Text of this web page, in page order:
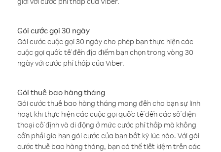
Gói cước gọi 30 ngày
Gói cước cuộc gọi 30 ngày cho phép bạn thực hiện các
cuộc gọi quốc tế đến địa điểm bạn chọn trong vòng 30
ngày với cước phí thấp của Viber.
Gói thuê bao hàng tháng
Gói cước thuê bao hàng tháng mang đến cho bạn sự linh
hoạt khi thực hiện các cuộc gọi quốc tế đến các số điện
thoại cố định và di động ở mức cước phí thấp mà không
cần phải gia hạn gói cước của bạn bất kỳ lúc nào. Với gói
cước thuê bao hàng tháng, bạn có thể tiết kiệm trên các